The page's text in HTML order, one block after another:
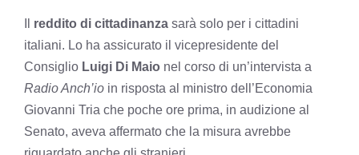
reddito di cittadinanza sarà solo per i cittadini
italiani. Lo ha assicurato il vicepresidente del
Consiglio Luigi Di Maio nel corso di un’intervista a
Radio Anch’io in risposta al ministro dell’Economia
Giovanni Tria che poche ore prima, in audizione al
Senato, aveva affermato che la misura avrebbe